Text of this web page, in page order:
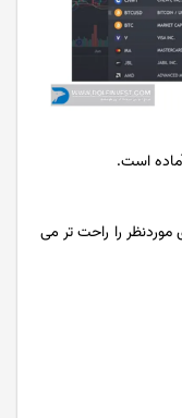
را راحت تر می